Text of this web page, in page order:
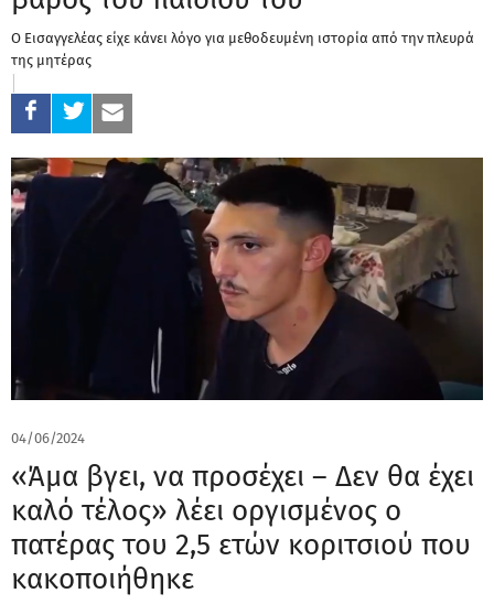
O Εισαγγελέας είχε κάνει λόγο για μεθοδευμένη ιστορία από την πλευρά
της μητέρας
04/06/2024
«Άμα βγει, να προσέχει – Δεν θα έχει
καλό τέλος» λέει οργισμένος ο
πατέρας του 2,5 ετών κοριτσιού που
κακοποιήθηκε